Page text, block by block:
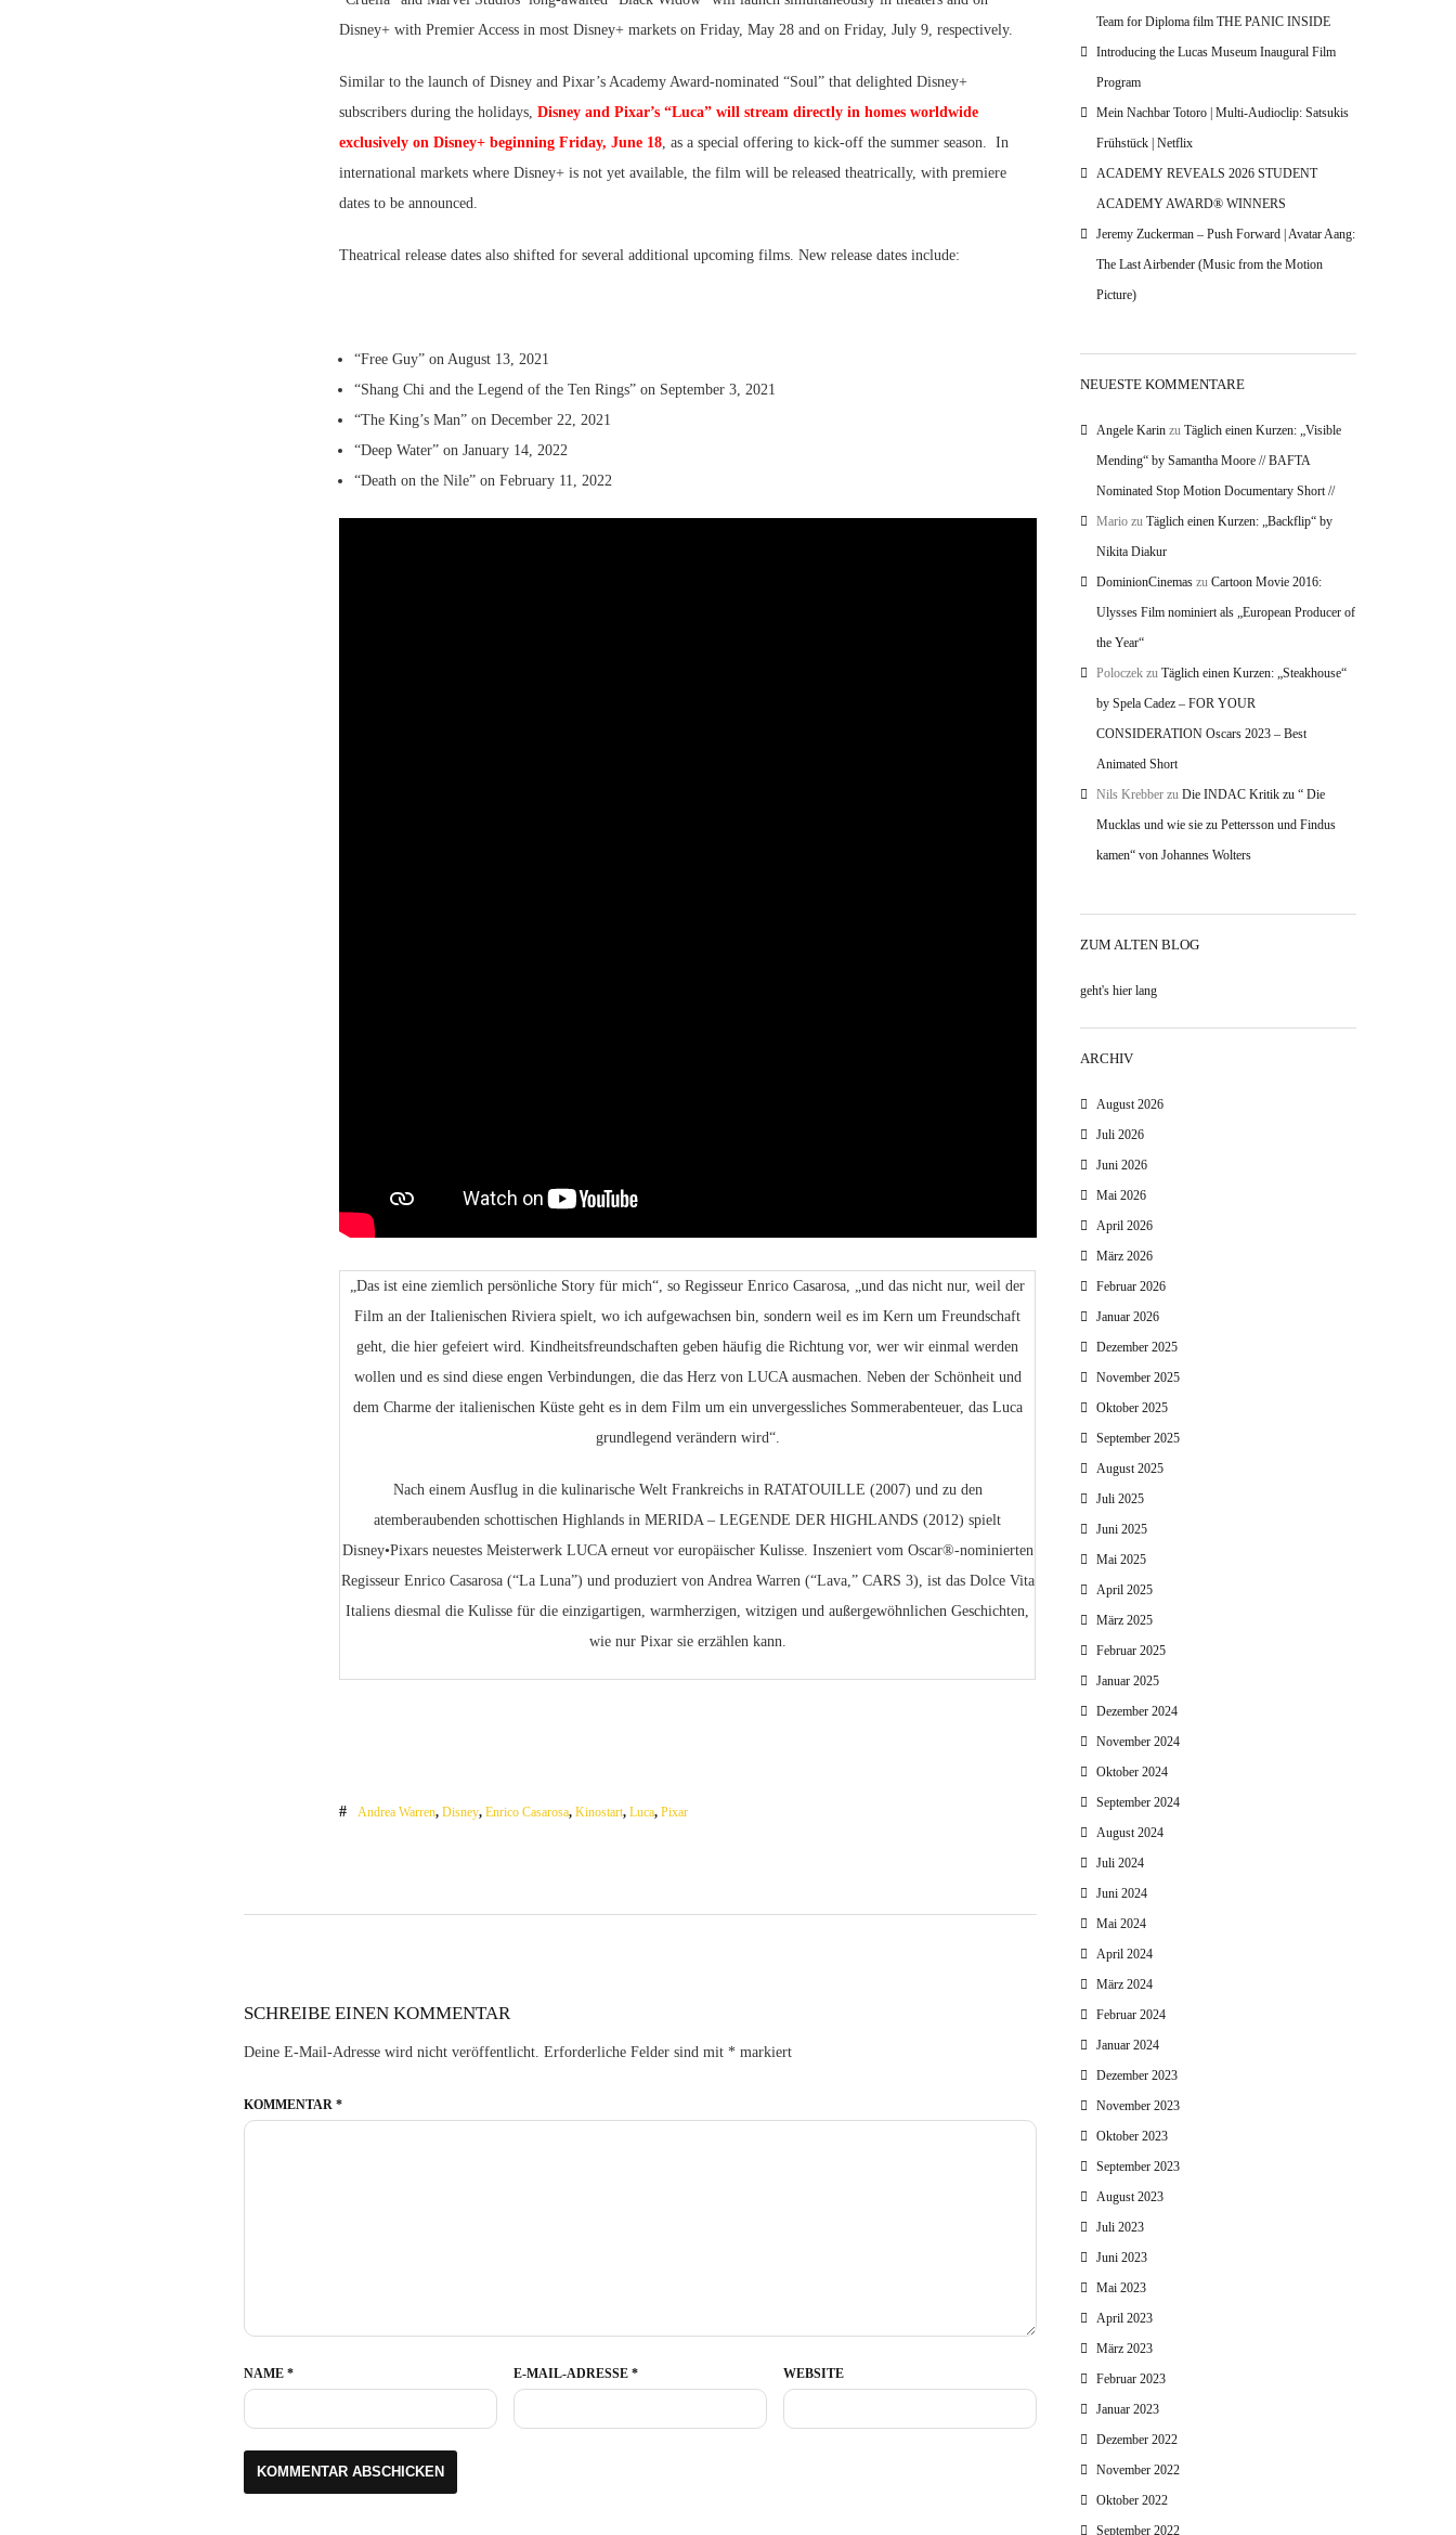
Disney+ with Premier Access in most Disney+ markets on Friday, May 28 and on Friday, July 9, respectively.
Similar to the launch of Disney and Pixar’s Academy Award-nominated “Soul” that delighted Disney+
subscribers during the holidays,Disney and Pixar’s “Luca” will stream directly in homes worldwide
exclusively on Disney+ beginning Friday, June 18, as a special offering to kick-off the summer season. In
international markets where Disney+ is not yet available, the film will be released theatrically, with premiere
dates to be announced.
Theatrical release dates also shifted for several additional upcoming films. New release dates include:
“Free Guy” on August 13, 2021
“Shang Chi and the Legend of the Ten Rings” on September 3, 2021
“The King’s Man” on December 22, 2021
“Deep Water” on January 14, 2022
“Death on the Nile” on February 11, 2022
„Das ist eine ziemlich persönliche Story für mich“, so Regisseur Enrico Casarosa, „und das nicht nur, weil der
Film an der Italienischen Riviera spielt, wo ich aufgewachsen bin, sondern weil es im Kern um Freundschaft
geht, die hier gefeiert wird. Kindheitsfreundschaften geben häufig die Richtung vor, wer wir einmal werden
wollen und es sind diese engen Verbindungen, die das Herz von LUCA ausmachen. Neben der Schönheit und
dem Charme der italienischen Küste geht es in dem Film um ein unvergessliches Sommerabenteuer, das Luca
grundlegend verändern wird“.
Nach einem Ausflug in die kulinarische Welt Frankreichs in RATATOUILLE (2007) und zu den
atemberaubenden schottischen Highlands in MERIDA – LEGENDE DER HIGHLANDS (2012) spielt
Disney•Pixars neuestes Meisterwerk LUCA erneut vor europäischer Kulisse. Inszeniert vom Oscar®-nominierten
Regisseur Enrico Casarosa (“La Luna”) und produziert von Andrea Warren (“Lava,” CARS 3), ist das Dolce Vita
Italiens diesmal die Kulisse für die einzigartigen, warmherzigen, witzigen und außergewöhnlichen Geschichten,
wie nur Pixar sie erzählen kann.
Andrea Warren,Disney,Enrico Casarosa,Kinostart,Luca,Pixar
SCHREIBE EINEN KOMMENTAR
Deine E-Mail-Adresse wird nicht veröffentlicht. Erforderliche Felder sind mit *markiert
KOMMENTAR *
NAME * E-MAIL-ADRESSE * WEBSITE
Team for Diploma film THE PANIC INSIDE
Introducing the Lucas Museum Inaugural Film
Program
Mein Nachbar Totoro | Multi-Audioclip: Satsukis
Frühstück | Netflix
ACADEMY REVEALS 2026 STUDENT
ACADEMY AWARD® WINNERS
Jeremy Zuckerman – Push Forward | Avatar Aang:
The Last Airbender (Music from the Motion
Picture)
NEUESTE KOMMENTARE
Angele Karin zu Täglich einen Kurzen: „Visible
Mending“ by Samantha Moore // BAFTA
Nominated Stop Motion Documentary Short //
Mario zu Täglich einen Kurzen: „Backflip“ by
Nikita Diakur
DominionCinemas zu Cartoon Movie 2016:
Ulysses Film nominiert als „European Producer of
the Year“
Poloczek zu Täglich einen Kurzen: „Steakhouse“
by Spela Cadez – FOR YOUR
CONSIDERATION Oscars 2023 – Best
Animated Short
Nils Krebber zu Die INDAC Kritik zu “ Die
Mucklas und wie sie zu Pettersson und Findus
kamen“ von Johannes Wolters
ZUM ALTEN BLOG
geht's hier lang
ARCHIV
August 2026
Juli 2026
Juni 2026
Mai 2026
April 2026
März 2026
Februar 2026
Januar 2026
Dezember 2025
November 2025
Oktober 2025
September 2025
August 2025
Juli 2025
Juni 2025
Mai 2025
April 2025
März 2025
Februar 2025
Januar 2025
Dezember 2024
November 2024
Oktober 2024
September 2024
August 2024
Juli 2024
Juni 2024
Mai 2024
April 2024
März 2024
Februar 2024
Januar 2024
Dezember 2023
November 2023
Oktober 2023
September 2023
August 2023
Juli 2023
Juni 2023
Mai 2023
April 2023
März 2023
Februar 2023
Januar 2023
Dezember 2022
November 2022
Oktober 2022
September 2022